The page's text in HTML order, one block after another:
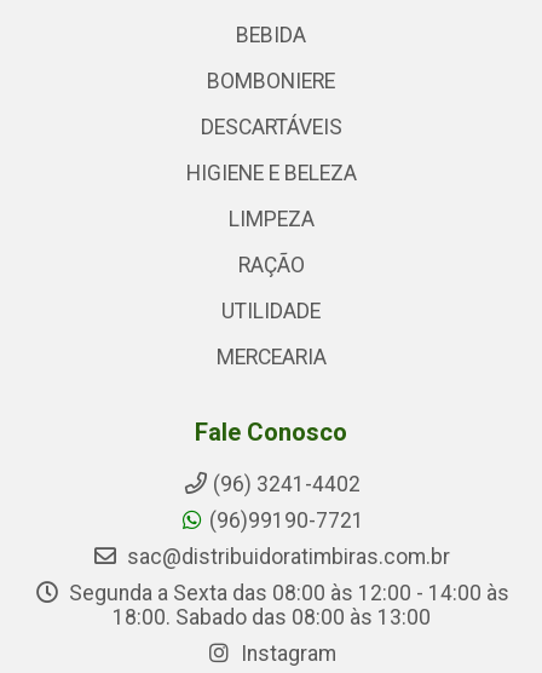
BEBIDA
BOMBONIERE
DESCARTÁVEIS
HIGIENE E BELEZA
LIMPEZA
RAÇÃO
UTILIDADE
MERCEARIA
Fale Conosco
(96) 3241-4402
(96)99190-7721
sac@distribuidoratimbiras.com.br
Segunda a Sexta das 08:00 às 12:00 - 14:00 às
18:00. Sabado das 08:00 às 13:00
Instagram